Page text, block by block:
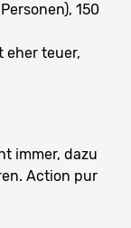
150
eher teuer,
immer, dazu
Action pur